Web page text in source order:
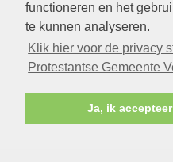
functioneren en het
te kunnen analyseren.
Klik hier voor de privacy
Protestantse Gemeente
Ja, ik